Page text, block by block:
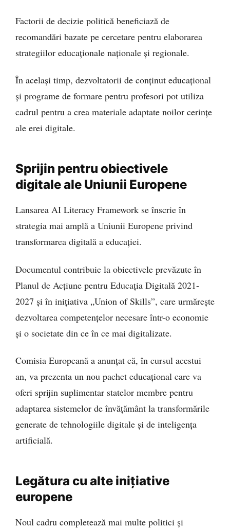
Factorii de decizie politică beneficiază de
recomandări bazate pe cercetare pentru elaborarea
strategiilor educaționale naționale și regionale.
În același timp, dezvoltatorii de conținut educațional
și programe de formare pentru profesori pot utiliza
cadrul pentru a crea materiale adaptate noilor cerințe
ale erei digitale.
Sprijin pentru obiectivele
digitale ale Uniunii Europene
Lansarea AI Literacy Framework se înscrie în
strategia mai amplă a Uniunii Europene privind
transformarea digitală a educației.
Documentul contribuie la obiectivele prevăzute în
Planul de Acțiune pentru Educația Digitală 2021-
2027 și în inițiativa „Union of Skills”, care urmărește
dezvoltarea competențelor necesare într-o economie
și o societate din ce în ce mai digitalizate.
Comisia Europeană a anunțat că, în cursul acestui
an, va prezenta un nou pachet educațional care va
oferi sprijin suplimentar statelor membre pentru
adaptarea sistemelor de învățământ la transformările
generate de tehnologiile digitale și de inteligența
artificială.
Legătura cu alte inițiative
europene
Noul cadru completează mai multe politici și